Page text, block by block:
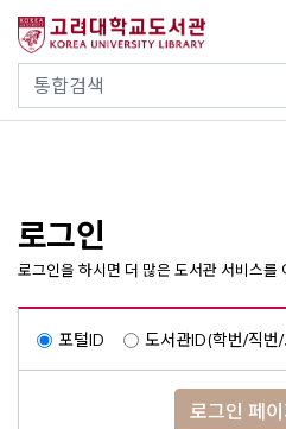
건
통합검색
사이트내 검색
로그인
로그인을 하시면 더 많은 도서관 서비스를
포털ID 도서관ID(학번/직번
로그인 페